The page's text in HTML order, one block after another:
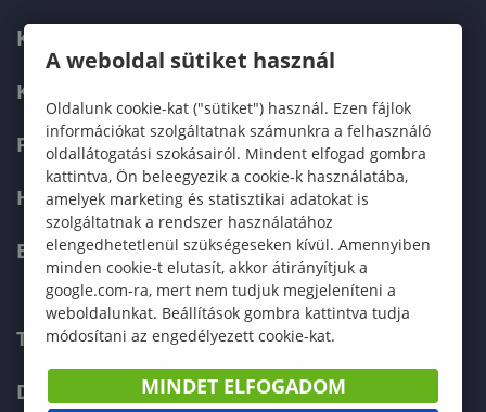
KARUNK
KÉPZÉSEK
FELVÉTELIZŐKNEK
HALLGATÓKNAK
ERASMUS+
TELEFONKÖNYV
DOKUMENTUMOK
A weboldal sütiket használ
Oldalunk cookie-kat ("sütiket") használ. Ezen fájlok
információkat szolgáltatnak számunkra a felhasználó
oldallátogatási szokásairól. Mindent elfogad gombra
kattintva, Ön beleegyezik a cookie-k használatába,
amelyek marketing és statisztikai adatokat is
szolgáltatnak a rendszer használatához
elengedhetetlenül szükségeseken kívül. Amennyiben
minden cookie-t elutasít, akkor átirányítjuk a
google.com-ra, mert nem tudjuk megjeleníteni a
weboldalunkat. Beállítások gombra kattintva tudja
módosítani az engedélyezett cookie-kat.
MINDET ELFOGADOM